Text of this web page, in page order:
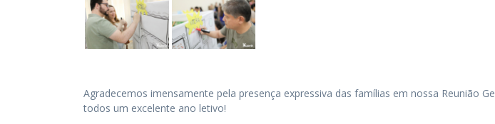
Agradecemos imensamente pela presença expressiva das famílias em nossa Reunião
todos um excelente ano letivo!